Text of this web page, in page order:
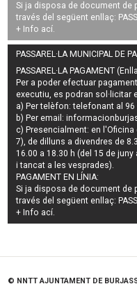
Si ja disposa de document
través del següent enllaç:
+ Info ací
PASSAREL·LA MUNICIPAL DE
PASSAREL·LA PAGAMENT
Per a poder efectuar
executiu, es podran sol·licitar
a) Per telèfon: telefonant al 96
b) Per email:
c) Presencialment: en
7), de dilluns a divendres de
16.00 a 18.30 h (del 15 de
i tancat a les vesprades).
PAGAMENT EN LÍNIA:
Si ja disposa de document
través del següent enllaç:
+ Info ací.
© NNTT AJUNTAMENT DE